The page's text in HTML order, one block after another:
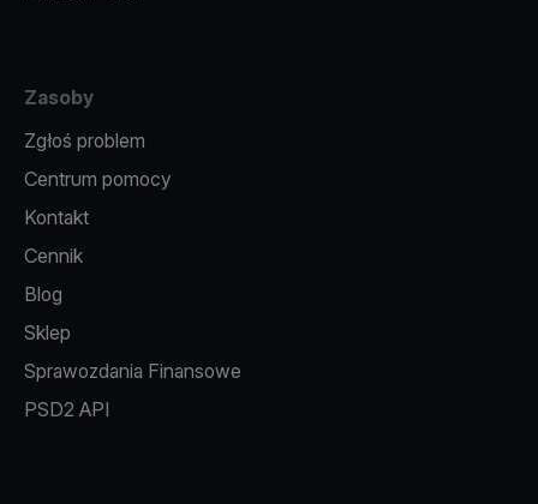
Zasoby
Zgłoś problem
Centrum pomocy
Kontakt
Cennik
Blog
Sklep
Sprawozdania Finansowe
PSD2 API